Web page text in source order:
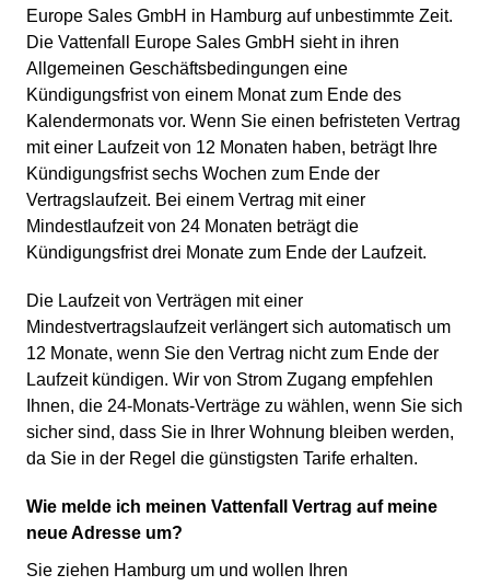
Europe Sales GmbH in Hamburg auf unbestimmte Zeit.
Die Vattenfall Europe Sales GmbH sieht in ihren
Allgemeinen Geschäftsbedingungen eine
Kündigungsfrist von einem Monat zum Ende des
Kalendermonats vor. Wenn Sie einen befristeten Vertrag
mit einer Laufzeit von 12 Monaten haben, beträgt Ihre
Kündigungsfrist sechs Wochen zum Ende der
Vertragslaufzeit. Bei einem Vertrag mit einer
Mindestlaufzeit von 24 Monaten beträgt die
Kündigungsfrist drei Monate zum Ende der Laufzeit.
Die Laufzeit von Verträgen mit einer
Mindestvertragslaufzeit verlängert sich automatisch um
12 Monate, wenn Sie den Vertrag nicht zum Ende der
Laufzeit kündigen. Wir von Strom Zugang empfehlen
Ihnen, die 24-Monats-Verträge zu wählen, wenn Sie sich
sicher sind, dass Sie in Ihrer Wohnung bleiben werden,
da Sie in der Regel die günstigsten Tarife erhalten.
Wie melde ich meinen Vattenfall Vertrag auf meine
neue Adresse um?
Sie ziehen Hamburg um und wollen Ihren